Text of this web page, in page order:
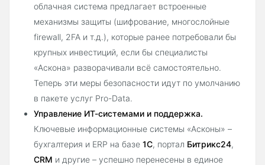
облачная система предлагает встроенные
механизмы защиты (шифрование, многослойные
firewall, 2FA и т.д.), которые ранее потребовали бы
крупных инвестиций, если бы специалисты
«Аскона» разворачивали всё самостоятельно.
Теперь эти меры безопасности идут по умолчанию
в пакете услуг Pro-Data.
Управление ИТ-системами и поддержка.
Ключевые информационные системы «Асконы» –
бухгалтерия и ERP на базе 1С, портал Битрикс24,
CRM и другие – успешно перенесены в единое